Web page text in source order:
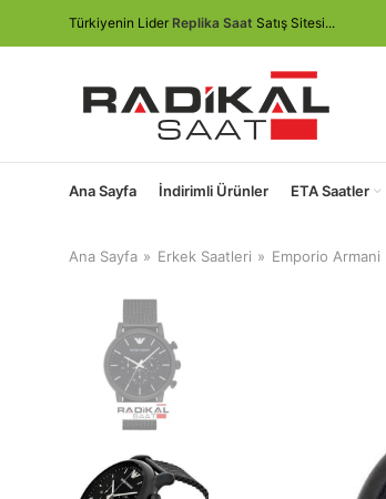
Türkiyenin Lider Replika Saat Satış Sitesi...
Ana Sayfa İndirimli Ürünler ETA Saatler
Ana Sayfa Erkek Saatleri Emporio Armani